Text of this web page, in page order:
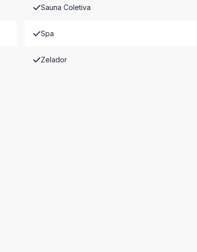
Sauna Coletiva
Spa
Zelador